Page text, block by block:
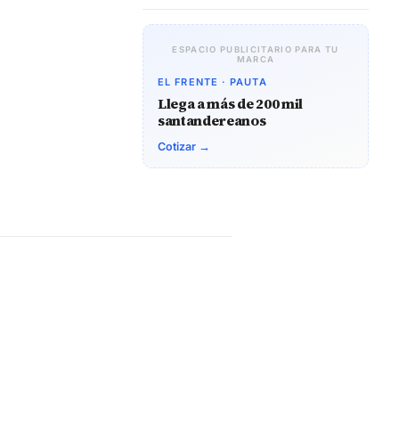
ESPACIO PUBLICITARIO PARA TU
MARCA
EL FRENTE · PAUTA
Llega a más de 200 mil
santandereanos
Cotizar →